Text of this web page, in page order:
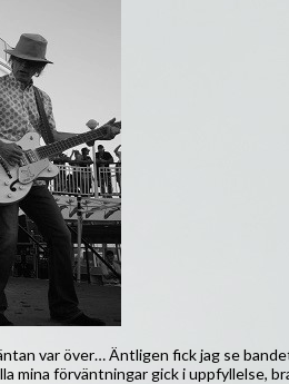
var över… Äntligen fick jag se
mina förväntningar gick i uppfyllelse,